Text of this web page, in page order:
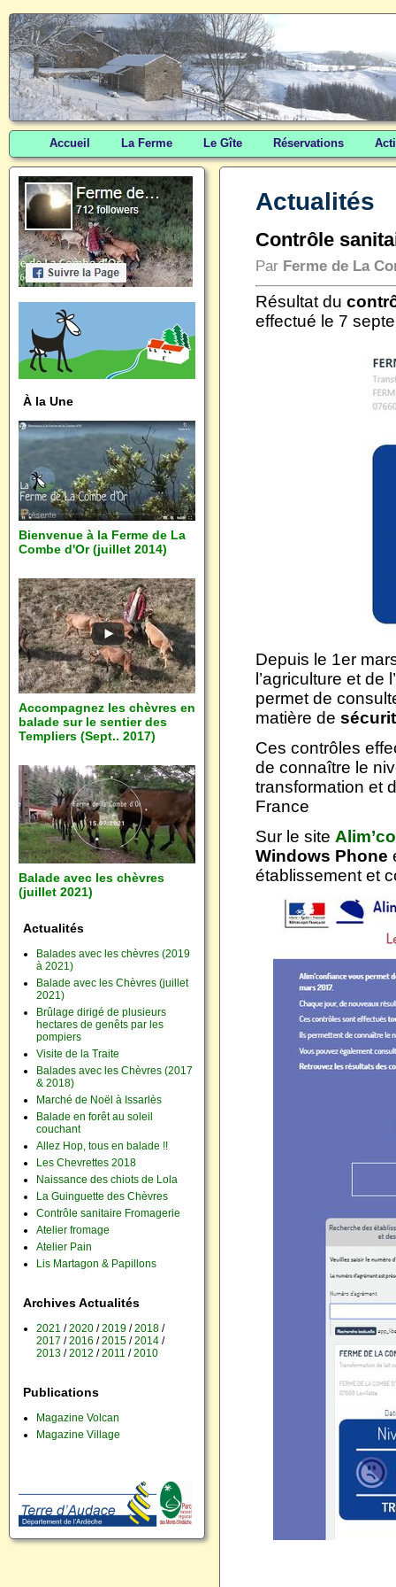
Accueil La Ferme Le Gîte Réservations
Actualités
Contrôle
Par Ferme de La
Résultat du
effectué le 7
Depuis le 1er
l’agriculture et de
permet de
matière de
Ces contrôles
de connaître le
transformation et
France
Sur le site
Windows Phone
établissement et
À la Une
Bienvenue à la Ferme de La
Combe d'Or (juillet 2014)
Accompagnez les chèvres en
balade sur le sentier des
Templiers (Sept.. 2017)
Balade avec les chèvres
(juillet 2021)
Actualités
Balades avec les chèvres (2019
à 2021)
Balade avec les Chèvres (juillet
2021)
Brûlage dirigé de plusieurs
hectares de genêts par les
pompiers
Visite de la Traite
Balades avec les Chèvres (2017
& 2018)
Marché de Noël à Issarlès
Balade en forêt au soleil
couchant
Allez Hop, tous en balade !!
Les Chevrettes 2018
Naissance des chiots de Lola
La Guinguette des Chèvres
Contrôle sanitaire Fromagerie
Atelier fromage
Atelier Pain
Lis Martagon & Papillons
Archives Actualités
2021 /2020 /2019 /2018 /
2017 /2016 /2015 /2014 /
2013 /2012 /2011 /2010
Publications
Magazine Volcan
Magazine Village